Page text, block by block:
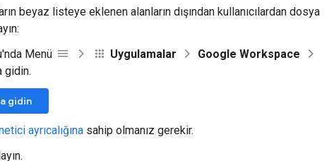
beyaz listeye eklenen alanların dışından kullanıcılardan dosya
Menü
Uygulamalar
Google Workspace
gidin.
gidin
ayrıcalığına sahip olmanız gerekir.